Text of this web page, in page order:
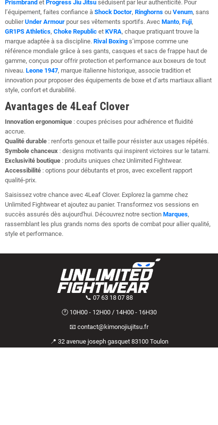
Prismbrand et Progress Jiu Jitsu séduisent par leur authenticité. Pour
l’équipement, faites confiance à Shock Doctor, Ringhorns ou Venum, sans
oublierUnder Armour pour ses vêtements sportifs. Avec Manto, Fuji,
GR1PS Athletics, Choke Republic et KVRA, chaque pratiquant trouve la
marque adaptée à sa discipline. Rival Boxing s’impose comme une
référence mondiale grâce à ses gants, casques et sacs de frappe haut de
gamme, conçus pour offrir protection et performance aux boxeurs de tout
niveau. Leone 1947, marque italienne historique, associe tradition et
innovation pour proposer des équipements de boxe et d’arts martiaux alliant
style, confort et durabilité.
Avantages de 4Leaf Clover
Innovation ergonomique : coupes précises pour adhérence et fluidité
accrue.
Qualité durable : renforts genoux et taille pour résister aux usages répétés.
Symbole chanceux : designs motivants qui inspirent victoires sur le tatami.
Exclusivité boutique : produits uniques chez Unlimited Fightwear.
Accessibilité : options pour débutants et pros, avec excellent rapport
qualité-prix.
Saisissez votre chance avec 4Leaf Clover. Explorez la gamme chez
Unlimited Fightwear et ajoutez au panier. Transformez vos sessions en
succès assurés dès aujourd'hui. Découvrez notre section Marques,
rassemblant les plus grands noms des sports de combat pour allier qualité,
style et performance.
📞 07 63 18 07 88
🕐 10H00 - 12H00 / 14H00 - 16H30
📧 contact@kimonojiujitsu.fr
📍 32 avenue joseph gasquet 83100 Toulon